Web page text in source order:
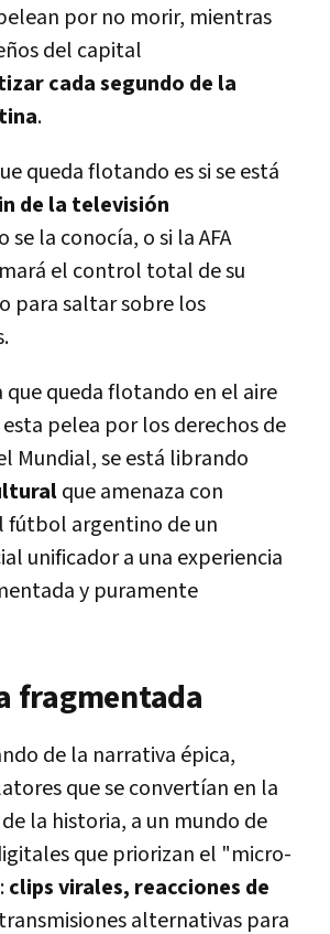
por no morir, mientras
del capital
cada segundo de la
.
queda flotando es si se está
de la televisión
se la conocía, o si la AFA
el control total de su
para saltar sobre los
queda flotando en el aire
esta pelea por los derechos de
Mundial, se está librando
que amenaza con
fútbol argentino de un
unificador a una experiencia
y puramente
fragmentada
de la narrativa épica,
que se convertían en la
la historia, a un mundo de
que priorizan el "micro-
clips virales, reacciones de
alternativas para